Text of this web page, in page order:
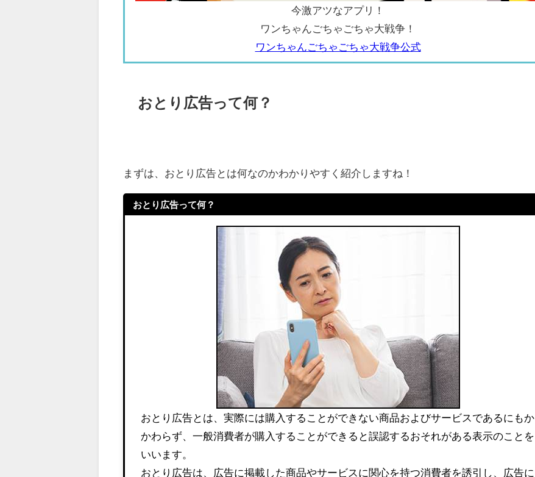
今激アツなアプリ！
ワンちゃんごちゃごちゃ大戦争！
ワンちゃんごちゃごちゃ大戦争公式
おとり広告って何？
まずは、おとり広告とは何なのかわかりやすく紹介しますね！
おとり広告って何？
おとり広告とは、実際には購入することができない商品およびサービスであるにもか
かわらず、一般消費者が購入することができると誤認するおそれがある表示のことを
いいます
おとり広告は、広告に掲載した商品やサービスに関心を持つ消費者を誘引し、広告に